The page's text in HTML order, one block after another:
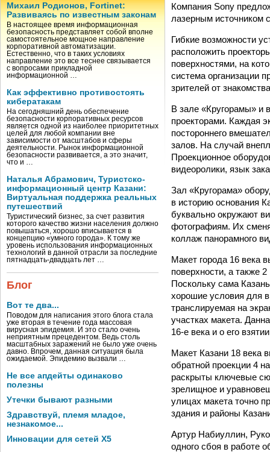
Михаил Родионов, Fortinet:
Развиваясь по известным законам
В настоящее время информационная
безопасность представляет собой вполне
самостоятельное мощное направление
корпоративной автоматизации.
Естественно, что в таких условиях
направление это все теснее связывается
с вопросами прикладной
информационной …
Как эффективно противостоять
кибератакам
На сегодняшний день обеспечение
безопасности корпоративных ресурсов
является одной из наиболее приоритетных
целей для любой компании вне
зависимости от масштабов и сферы
деятельности. Рынок информационной
безопасности развивается, а это значит,
что и …
Наталья Абрамович, Туристско-
информационный центр Казани:
Виртуальная поддержка реальных
путешествий
Туристический бизнес, за счет развития
которого качество жизни населения должно
повышаться, хорошо вписывается в
концепцию «умного города». К тому же
уровень использования информационных
технологий в данной отрасли за последние
пятнадцать-двадцать лет …
Блог
Вот те два...
Поводом для написания этого блога стала
уже вторая в течение года массовая
вирусная эпидемия. И это стало очень
неприятным прецедентом. Ведь столь
масштабных заражений не было уже очень
давно. Впрочем, данная ситуация была
ожидаемой. Эпидемию вызвали …
Не все апдейты одинаково
полезны
Утечки бывают разными
Здравствуй, племя младое,
незнакомое...
Инновации для сетей X5
Компания Sony
лазерным источником
Гибкие возможности
расположить
поверхностями, на
система организации
зрителей от
В зале «Кругорамы» и
проекторами. Каждая
постороннего
залов. На случай
Проекционное
видеоролики, язык
Зал «Кругорама»
в историю основания
буквально окружают
фотографиям. Их
коллаж панорамного
Макет города 16 века
поверхности, а также
Поскольку сама
хорошие условия для
транслируемая на
участках макета.
16-е века и о его
Макет Казани 18 века
обратной проекции 4
раскрыты ключевые
зрелищное и
улицах макета точно
здания и районы
Артур Набиуллин,
одного сбоя в работе